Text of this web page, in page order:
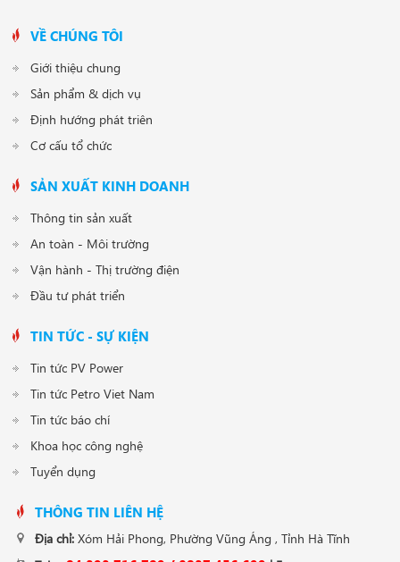
VỀ CHÚNG TÔI
Giới thiệu chung
Sản phẩm & dịch vụ
Định hướng phát triên
Cơ cấu tổ chức
SẢN XUẤT KINH DOANH
Thông tin sản xuất
An toàn - Môi trường
Vận hành - Thị trường điện
Đầu tư phát triển
TIN TỨC - SỰ KIỆN
Tin tức PV Power
Tin tức Petro Viet Nam
Tin tức báo chí
Khoa học công nghệ
Tuyển dụng
THÔNG TIN LIÊN HỆ
Địa chỉ: Xóm Hải Phong, Phường Vũng Áng , Tỉnh Hà Tĩnh